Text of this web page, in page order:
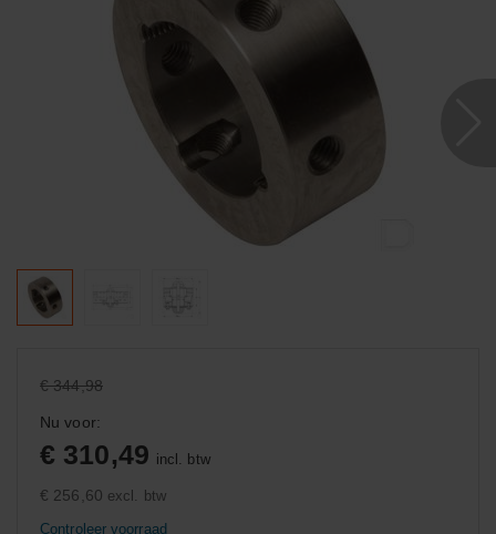
€ 344,98
Nu voor:
€ 310,49 incl. btw
€ 256,60 excl. btw
Controleer voorraad